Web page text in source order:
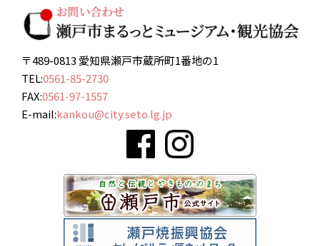
〒489-0813 愛知県瀬戸市蔵所町1番地の1
TEL:0561-85-2730
FAX:0561-97-1557
E-mail:kankou@city.seto.lg.jp